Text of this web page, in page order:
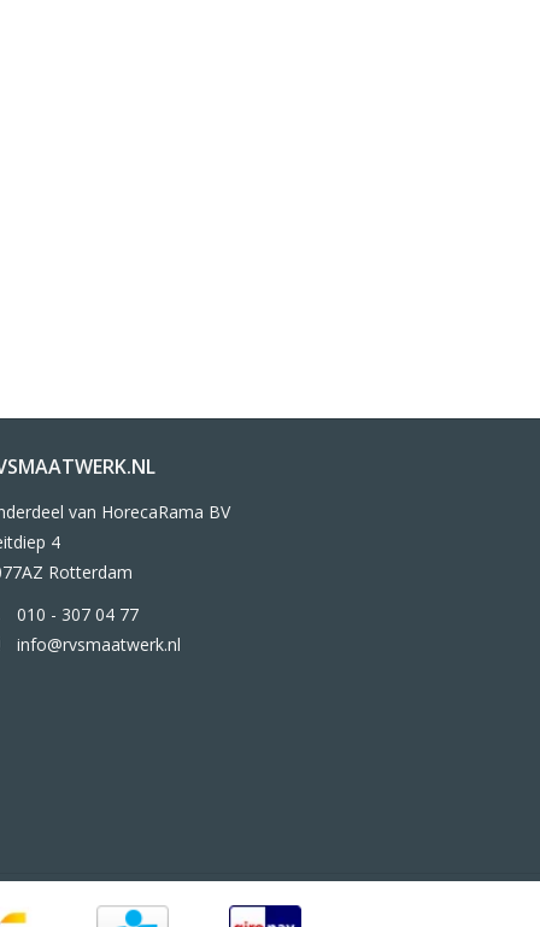
van HorecaRama BV
4
Rotterdam
010 - 307 04 77
info@rvsmaatwerk.nl